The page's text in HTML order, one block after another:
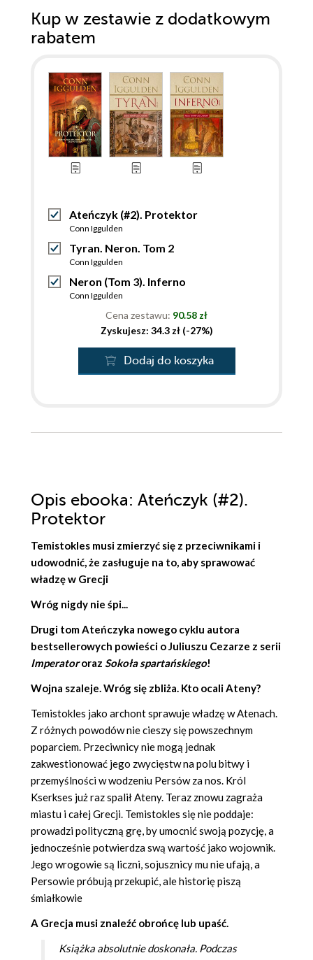
Kup w zestawie z dodatkowym
rabatem
Ateńczyk (#2). Protektor
Conn Iggulden
Tyran. Neron. Tom 2
Conn Iggulden
Neron (Tom 3). Inferno
Conn Iggulden
Cena zestawu: 90.58 zł
Zyskujesz: 34.3 zł (-27%)
Dodaj do koszyka
Opis ebooka: Ateńczyk (#2).
Protektor
Temistokles musi zmierzyć się z przeciwnikami i
udowodnić, że zasługuje na to, aby sprawować
władzę w Grecji
Wróg nigdy nie śpi...
Drugi tom Ateńczyka nowego cyklu autora
bestsellerowych powieści o Juliuszu Cezarze z serii
Imperatororaz Sokoła spartańskiego!
Wojna szaleje. Wróg się zbliża. Kto ocali Ateny?
Temistokles jako archont sprawuje władzę w Atenach.
Z różnych powodów nie cieszy się powszechnym
poparciem. Przeciwnicy nie mogą jednak
zakwestionować jego zwycięstw na polu bitwy i
przemyślności w wodzeniu Persów za nos. Król
Kserkses już raz spalił Ateny. Teraz znowu zagraża
miastu i całej Grecji. Temistokles się nie poddaje:
prowadzi polityczną grę, by umocnić swoją pozycję, a
jednocześnie potwierdza swą wartość jako wojownik.
Jego wrogowie są liczni, sojusznicy mu nie ufają, a
Persowie próbują przekupić, ale historię piszą
śmiałkowie
A Grecja musi znaleźć obrońcę lub upaść.
Książka absolutnie doskonała. Podczas